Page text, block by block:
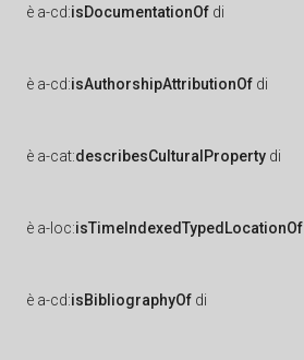
è a-cd:isDocumentationOf di
è a-cd:isAuthorshipAttributionOf di
è a-cat:describesCulturalProperty di
è a-loc:isTimeIndexedTypedLocationOf
è a-cd:isBibliographyOf di